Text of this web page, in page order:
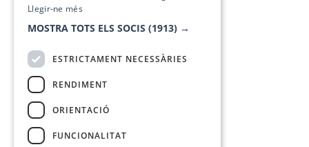
Llegir-ne més
MOSTRA TOTS ELS SOCIS (1913) →
ESTRICTAMENT NECESSÀRIES
RENDIMENT
ORIENTACIÓ
FUNCIONALITAT